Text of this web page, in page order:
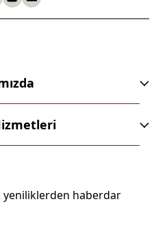
yeniliklerden haberdar